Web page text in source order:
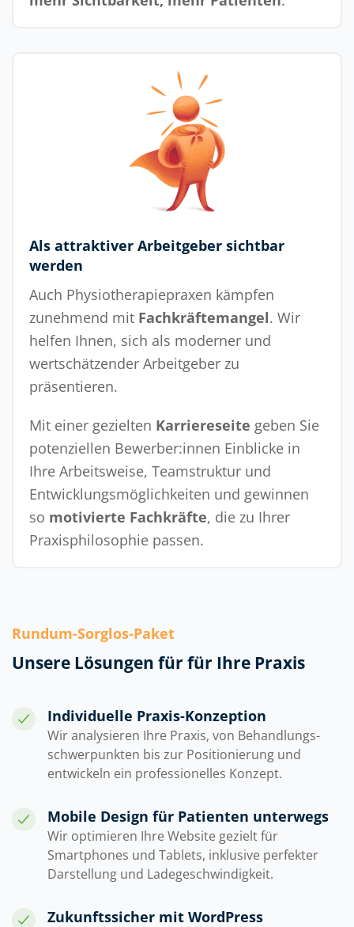
Als attraktiver Arbeitgeber sichtbar
werden
Auch Physiotherapiepraxen kämpfen
zunehmend mit Fachkräftemangel. Wir
helfen Ihnen, sich als moderner und
wertschätzender Arbeitgeber zu
präsentieren.
Mit einer gezielten Karriereseite geben Sie
potenziellen Bewerber:innen Einblicke in
Ihre Arbeitsweise, Teamstruktur und
Entwicklungsmöglichkeiten und gewinnen
so motivierte Fachkräfte, die zu Ihrer
Praxisphilosophie passen.
Rundum-Sorglos-Paket
Unsere Lösungen für für Ihre Praxis
Individuelle Praxis-Konzeption
Wir analysieren Ihre Praxis, von Behandlungs-
schwerpunkten bis zur Positionierung und
entwickeln ein professionelles Konzept.
Mobile Design für Patienten unterwegs
Wir optimieren Ihre Website gezielt für
Smartphones und Tablets, inklusive perfekter
Darstellung und Ladegeschwindigkeit.
Zukunftssicher mit WordPress